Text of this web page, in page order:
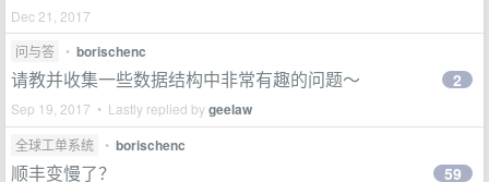
Dec 21, 2017
问与答
• borischenc
请教并收集一些数据结构中非常有趣的问题～
Sep 19, 2017 • Lastly replied bygeelaw
2
全球工单系统 • borischenc
顺丰变慢了？ 59